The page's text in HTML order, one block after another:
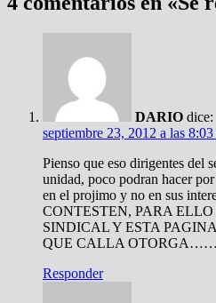
DARIO dice:
septiembre 23, 2012 a las
Pienso que eso dirigentes del
unidad, poco podran hacer
en el projimo y no en sus
CONTESTEN, PARA
SINDICAL Y ESTA
QUE CALLA OTORGA……
Responder